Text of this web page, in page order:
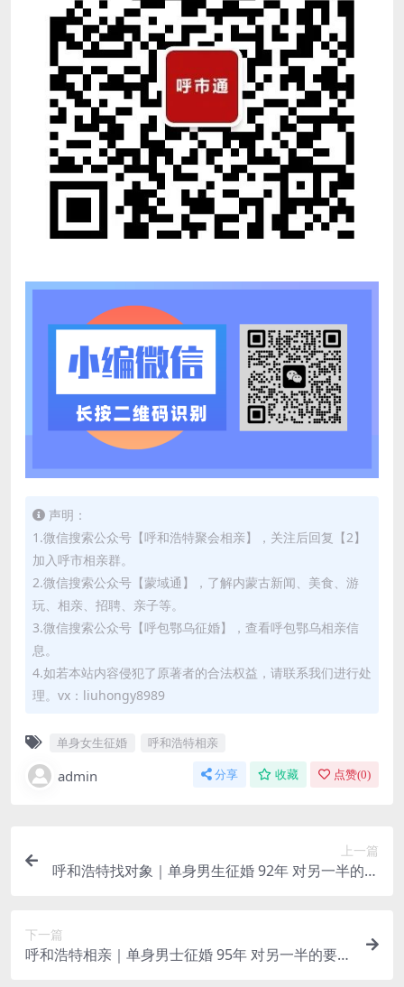
声明：
1.微信搜索公众号【呼和浩特聚会相亲】，关注后回复【2】
加入呼市相亲群。
2.微信搜索公众号【蒙域通】，了解内蒙古新闻、美食、游
玩、相亲、招聘、亲子等。
3.微信搜索公众号【呼包鄂乌征婚】，查看呼包鄂乌相亲信
息。
4.如若本站内容侵犯了原著者的合法权益，请联系我们进行处
理。vx：liuhongy8989
单身女生征婚 呼和浩特相亲
admin 分享 收藏 点赞(0)
上一篇
呼和浩特找对象｜单身男生征婚 92年 对另一半的要
下一篇
呼和浩特相亲｜单身男士征婚 95年 对另一半的要